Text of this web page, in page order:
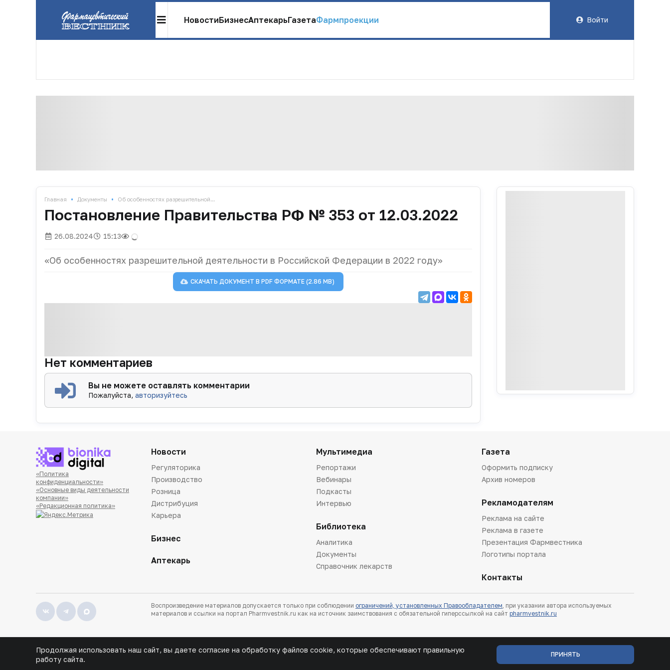
НовостиБизнесАптекарьГазетаФармпроекции Войти
Главная • Документы • Об особенностях разрешительной...
Постановление Правительства РФ № 353 от 12.03.2022
26.08.2024 15:13
«Об особенностях разрешительной деятельности в Российской Федерации в 2022 году»
СКАЧАТЬ ДОКУМЕНТ ВPDF ФОРМАТЕ (2.86 MB)
Нет комментариев
Вы не можете оставлять комментарии
Пожалуйста,авторизуйтесь
«Политика
конфиденциальности»
«Основные виды деятельности
компании»
«Редакционная политика»
Новости
Регуляторика
Производство
Розница
Дистрибуция
Карьера
Бизнес
Аптекарь
Мультимедиа
Репортажи
Вебинары
Подкасты
Интервью
Библиотека
Аналитика
Документы
Справочник лекарств
Газета
Оформить подписку
Архив номеров
Рекламодателям
Реклама на сайте
Реклама в газете
Презентация Фармвестника
Логотипы портала
Контакты
Воспроизведение материалов допускается только при соблюдении ограничений, установленных Правообладателем, при указании автора используемых
материалов и ссылки на портал Pharmvestnik.ru как на источник заимствования с обязательной гиперссылкой на сайт pharmvestnik.ru
Продолжая использовать наш сайт, вы даете согласие на обработку файлов cookie, которые обеспечивают правильную
работу сайта.
ПРИНЯТЬ